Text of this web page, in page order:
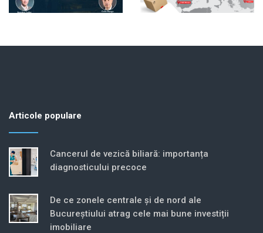
Articole populare
Cancerul de vezică biliară: importanța
diagnosticului precoce
De ce zonele centrale și de nord ale
Bucureștiului atrag cele mai bune investiții
imobiliare